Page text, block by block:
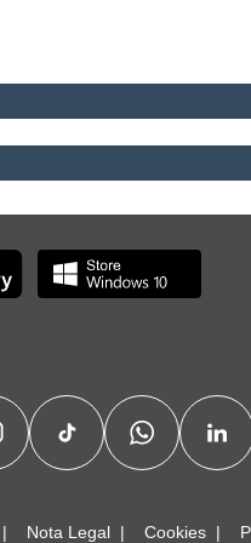
Nota Legal Cookies